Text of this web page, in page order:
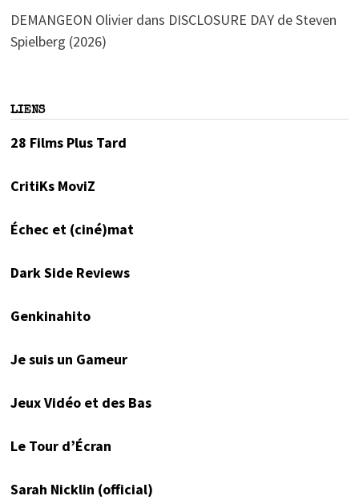
DEMANGEON Olivierdans DISCLOSURE DAY de Steven
Spielberg (2026)
LIENS
28 Films Plus Tard
CritiKs MoviZ
Échec et (ciné)mat
Dark Side Reviews
Genkinahito
Je suis un Gameur
Jeux Vidéo et des Bas
Le Tour d’Écran
Sarah Nicklin (official)